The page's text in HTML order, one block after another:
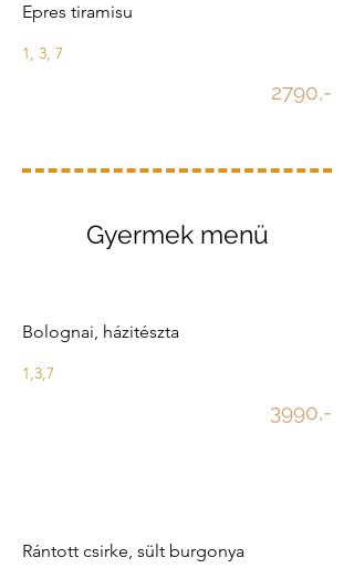
Epres tiramisu
1, 3, 7
2790,-
Gyermek menü
Bolognai, házitészta
1,3,7
3990,-
Rántott csirke, sült burgonya